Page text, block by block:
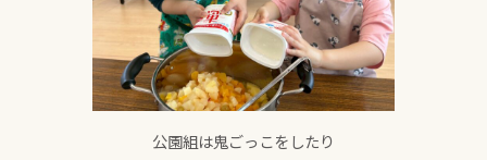
公園組は鬼ごっこをしたり